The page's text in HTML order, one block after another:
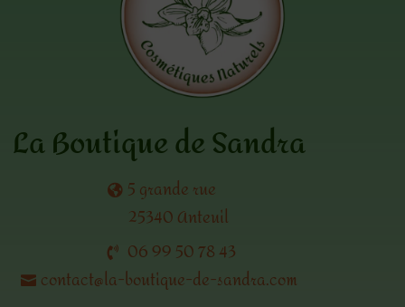
La Boutique de Sandra
5 grande rue
25340 Anteuil
06 99 50 78 43
contact@la-boutique-de-sandra.com